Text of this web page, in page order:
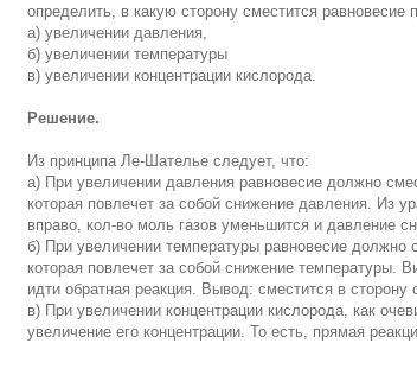
определить, в какую сторону сместится равновесие
а) увеличении давления,
б) увеличении температуры
в) увеличении концентрации кислорода.
Решение.
Из принципа Ле-Шателье следует, что:
а) При увеличении давления равновесие должно
которая повлечет за собой снижение давления. Из
вправо, кол-во моль газов уменьшится и давление
б) При увеличении температуры равновесие должно
которая повлечет за собой снижение температуры.
идти обратная реакция. Вывод: сместится в сторону
в) При увеличении концентрации кислорода, как
увеличение его концентрации. То есть, прямая